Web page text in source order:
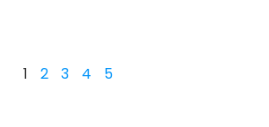
1 2 3 4 5